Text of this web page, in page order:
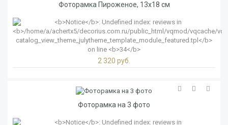
Фоторамка Пироженое, 13х18 см
2 320 руб.
Фоторамка на 3 фото